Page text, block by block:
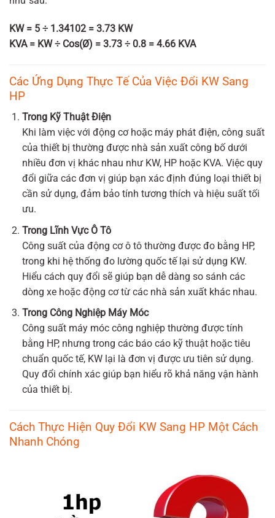
KW = 5 ÷ 1.34102 = 3.73 KW
KVA = KW ÷ Cos(Ø) = 3.73 ÷ 0.8 = 4.66 KVA
Các Ứng Dụng Thực Tế Của Việc Đổi KW Sang
HP
Trong Kỹ Thuật Điện
Khi làm việc với động cơ hoặc máy phát điện, công suất
của thiết bị thường được nhà sản xuất công bố dưới
nhiều đơn vị khác nhau như KW, HP hoặc KVA. Việc quy
đổi giữa các đơn vị giúp bạn xác định đúng loại thiết bị
cần sử dụng, đảm bảo tính tương thích và hiệu suất tối
ưu.
Trong Lĩnh Vực Ô Tô
Công suất của động cơ ô tô thường được đo bằng HP,
trong khi hệ thống đo lường quốc tế lại sử dụng KW.
Hiểu cách quy đổi sẽ giúp bạn dễ dàng so sánh các
dòng xe hoặc động cơ từ các nhà sản xuất khác nhau.
Trong Công Nghiệp Máy Móc
Công suất máy móc công nghiệp thường được tính
bằng HP, nhưng trong các báo cáo kỹ thuật hoặc tiêu
chuẩn quốc tế, KW lại là đơn vị được ưu tiên sử dụng.
Quy đổi chính xác giúp bạn hiểu rõ khả năng vận hành
của thiết bị.
Cách Thực Hiện Quy Đổi KW Sang HP Một Cách
Nhanh Chóng